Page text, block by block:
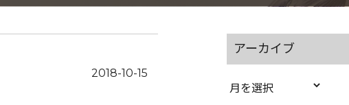
2018-10-15
アーカイブ
ア